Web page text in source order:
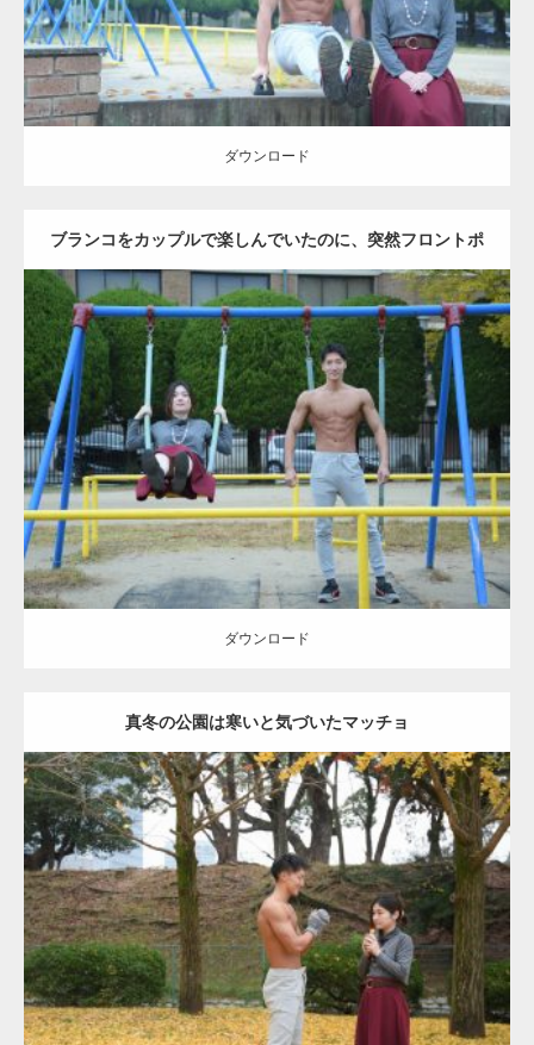
ダウンロード
ブランコをカップルで楽しんでいたのに、突然フロントポ
ーズをするマッチョ
Update: 2021.07.6
Category:公園のマッチョ その他 AKIHITO(細マッチョ) 腹筋 大胸筋
ダウンロード
ダウンロード
真冬の公園は寒いと気づいたマッチョ
Update: 2021.07.8
Category:公園のマッチョ その他 AKIHITO(細マッチョ) 上腕三頭筋
肩
ダウンロード